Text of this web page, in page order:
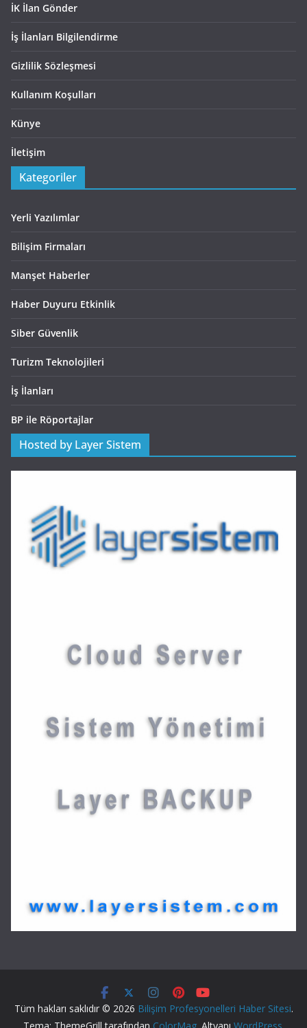
İK İlan Gönder
İş İlanları Bilgilendirme
Gizlilik Sözleşmesi
Kullanım Koşulları
Künye
İletişim
Kategoriler
Yerli Yazılımlar
Bilişim Firmaları
Manşet Haberler
Haber Duyuru Etkinlik
Siber Güvenlik
Turizm Teknolojileri
İş İlanları
BP ile Röportajlar
Hosted by Layer Sistem
Tüm hakları saklıdır © 2026 Bilişim Profesyonelleri Haber Sitesi.